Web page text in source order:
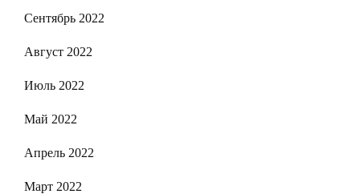
Сентябрь 2022
Август 2022
Июль 2022
Май 2022
Апрель 2022
Март 2022